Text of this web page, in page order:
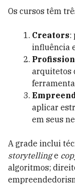
Os cursos têm
Creators:
influência
arquitetos
aplicar
em seus
A grade inclui
storytellinge
algoritmos;